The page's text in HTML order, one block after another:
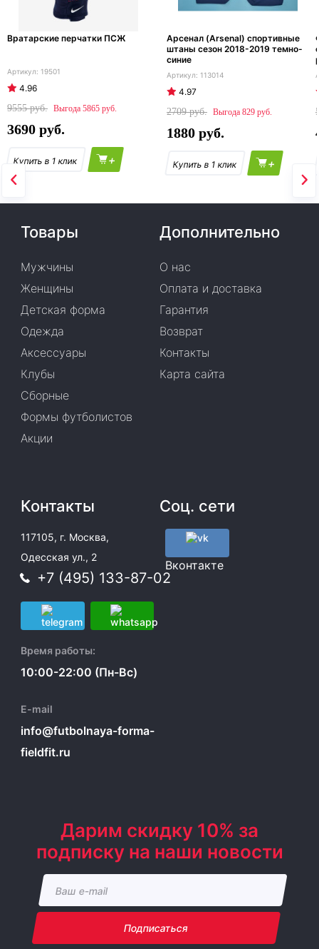
Вратарские перчатки ПСЖ
19501
4.96
9555
5865
3690
+
Арсенал (Arsenal) спортивные
штаны сезон 2018-2019 темно-
синие
113014
4.97
2709
829
1880
+
Товары
Мужчины
Женщины
Детская форма
Одежда
Аксессуары
Клубы
Сборные
Формы футболистов
Акции
Дополнительно
О нас
Оплата и доставка
Гарантия
Возврат
Контакты
Карта сайта
Контакты
117105, г. Москва,
Одесская ул., 2
+7 (495) 133-87-02
Время работы:
10:00-22:00 (Пн-Вс)
E-mail
info@futbolnaya-forma-
fieldfit.ru
Соц. сети
Вконтакте
Дарим скидку 10% за
подписку на наши новости
Подписаться